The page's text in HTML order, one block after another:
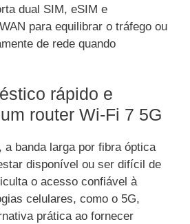
dual SIM, eSIM e
para equilibrar o tráfego ou
de rede quando
rápido e
router Wi-Fi 7 5G
a banda larga por fibra óptica
disponível ou ser difícil de
o acesso confiável à
celulares, como o 5G,
prática ao fornecer